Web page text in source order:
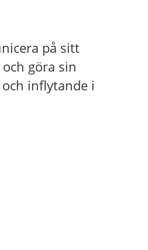
på sitt
göra sin
inflytande i